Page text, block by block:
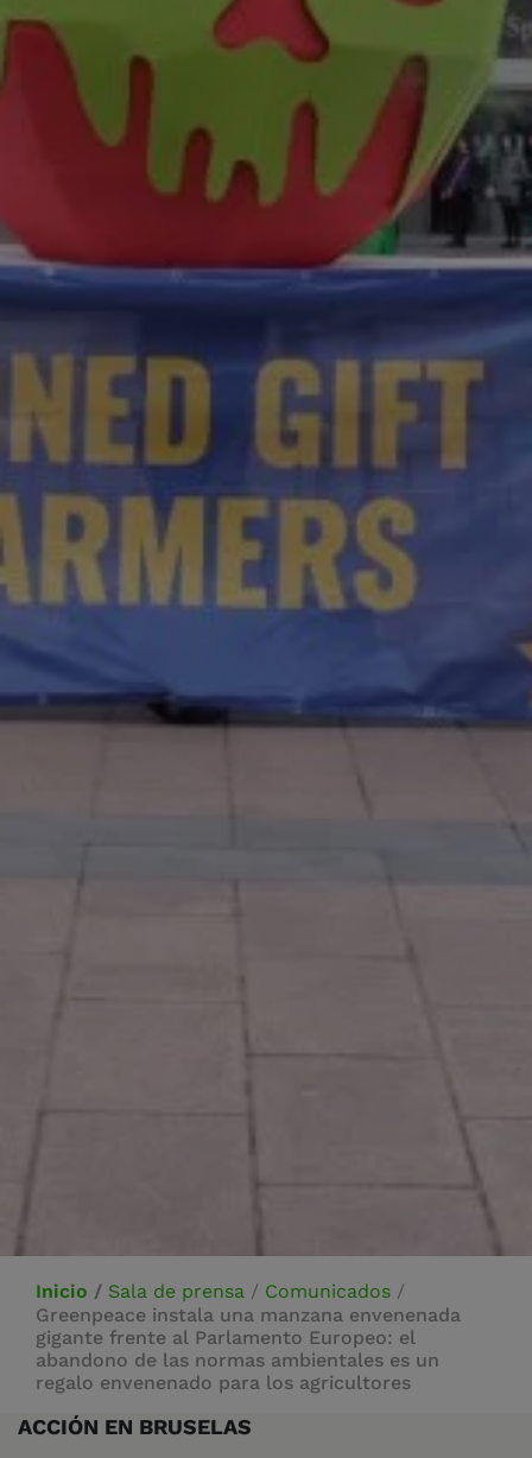
Inicio / Sala de prensa / Comunicados /
Greenpeace instala una manzana envenenada
gigante frente al Parlamento Europeo: el
abandono de las normas ambientales es un
regalo envenenado para los agricultores
ACCIÓN EN BRUSELAS